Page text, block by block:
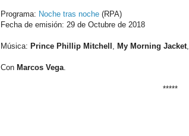
Programa: Noche tras noche (RPA)
Fecha de emisión: 29 de Octubre de 2018
Música: Prince Phillip Mitchell , My Morning Jacket,
Con Marcos Vega.
*****